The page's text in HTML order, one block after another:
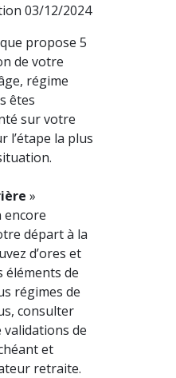
03/12/2024
propose 5
de votre
régime
êtes
sur votre
l’étape la plus
»
encore
départ à la
d’ores et
éléments de
régimes de
consulter
validations de
et
retraite.